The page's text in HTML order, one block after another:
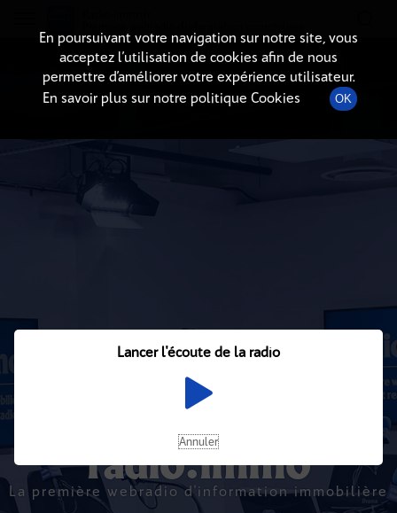
radio.immo
La première webradio d'information immobilière
En poursuivant votre navigation sur notre site, vous
acceptez l’utilisation de cookies afin de nous
permettre d’améliorer votre expérience utilisateur.
En savoir plus sur notre politique Cookies
OK
Lancer l'écoute de la radio
Annuler